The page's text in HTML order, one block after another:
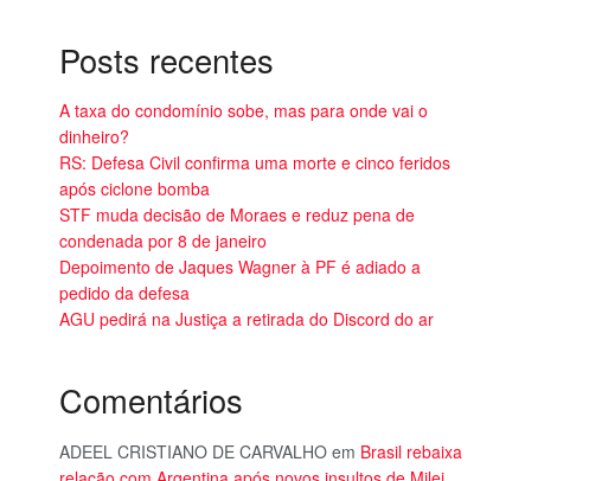
Posts recentes
A taxa do condomínio sobe, mas para onde vai o
dinheiro?
RS: Defesa Civil confirma uma morte e cinco feridos
após ciclone bomba
STF muda decisão de Moraes e reduz pena de
condenada por 8 de janeiro
Depoimento de Jaques Wagner à PF é adiado a
pedido da defesa
AGU pedirá na Justiça a retirada do Discord do ar
Comentários
ADEEL CRISTIANO DE CARVALHO em Brasil rebaixa